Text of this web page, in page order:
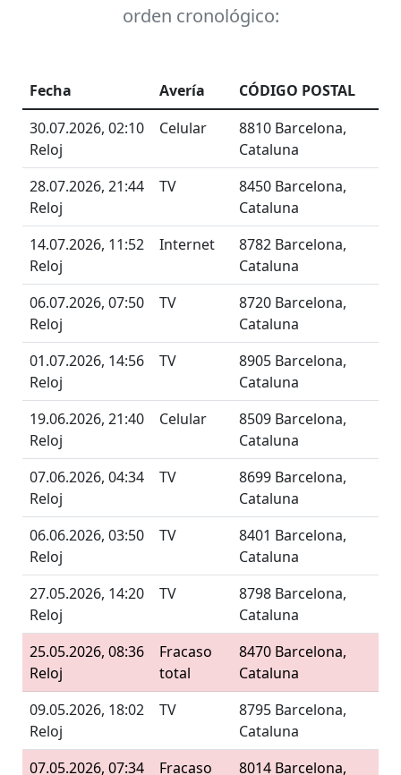
orden cronológico:
Fecha Avería
CÓDIGO POSTAL
30.07.2026, 02:10
Reloj
Celular
8810 Barcelona,
Cataluna
28.07.2026, 21:44
Reloj
TV
8450 Barcelona,
Cataluna
14.07.2026, 11:52
Reloj
Internet
8782 Barcelona,
Cataluna
06.07.2026, 07:50
Reloj
TV
8720 Barcelona,
Cataluna
01.07.2026, 14:56
Reloj
TV
8905 Barcelona,
Cataluna
19.06.2026, 21:40
Reloj
Celular
8509 Barcelona,
Cataluna
07.06.2026, 04:34
Reloj
TV
8699 Barcelona,
Cataluna
06.06.2026, 03:50
Reloj
TV
8401 Barcelona,
Cataluna
27.05.2026, 14:20
Reloj
TV
8798 Barcelona,
Cataluna
25.05.2026, 08:36
Reloj
Fracaso
total
8470 Barcelona,
Cataluna
09.05.2026, 18:02
Reloj
TV
8795 Barcelona,
Cataluna
07.05.2026, 07:34
Fracaso
8014 Barcelona,